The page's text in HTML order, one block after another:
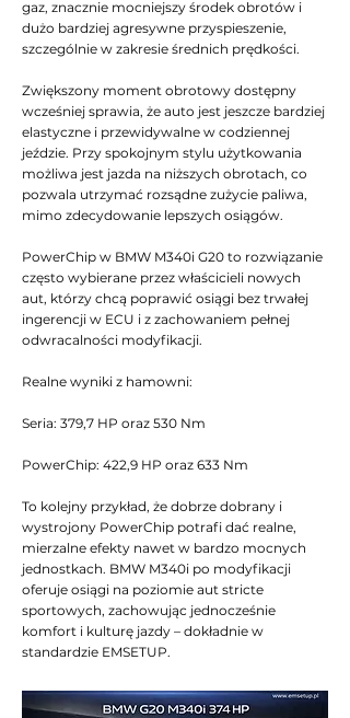
gaz, znacznie mocniejszy środek obrotów i
dużo bardziej agresywne przyspieszenie,
szczególnie w zakresie średnich prędkości.
Zwiększony moment obrotowy dostępny
wcześniej sprawia, że auto jest jeszcze bardziej
elastyczne i przewidywalne w codziennej
jeździe. Przy spokojnym stylu użytkowania
możliwa jest jazda na niższych obrotach, co
pozwala utrzymać rozsądne zużycie paliwa,
mimo zdecydowanie lepszych osiągów.
PowerChip w BMW M340i G20 to rozwiązanie
często wybierane przez właścicieli nowych
aut, którzy chcą poprawić osiągi bez trwałej
ingerencji w ECU i z zachowaniem pełnej
odwracalności modyfikacji.
Realne wyniki z hamowni:
Seria: 379,7 HP oraz 530 Nm
PowerChip: 422,9 HP oraz 633 Nm
To kolejny przykład, że dobrze dobrany i
wystrojony PowerChip potrafi dać realne,
mierzalne efekty nawet w bardzo mocnych
jednostkach. BMW M340i po modyfikacji
oferuje osiągi na poziomie aut stricte
sportowych, zachowując jednocześnie
komfort i kulturę jazdy – dokładnie w
standardzie EMSETUP.